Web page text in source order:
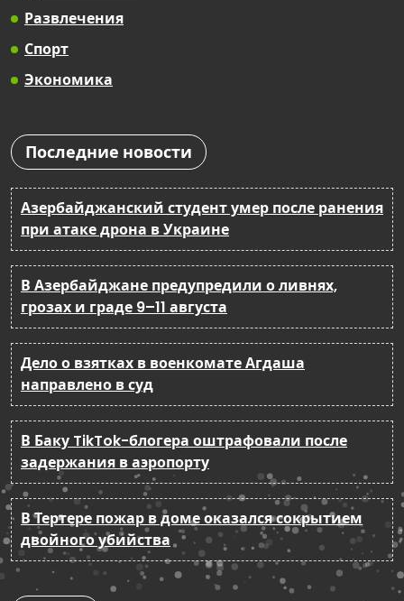
Развлечения
Спорт
Экономика
Последние новости
Азербайджанский студент умер после ранения
при атаке дрона в Украине
В Азербайджане предупредили о ливнях,
грозах и граде 9–11 августа
Дело о взятках в военкомате Агдаша
направлено в суд
В Баку TikTok-блогера оштрафовали после
задержания в аэропорту
В Тертере пожар в доме оказался сокрытием
двойного убийства